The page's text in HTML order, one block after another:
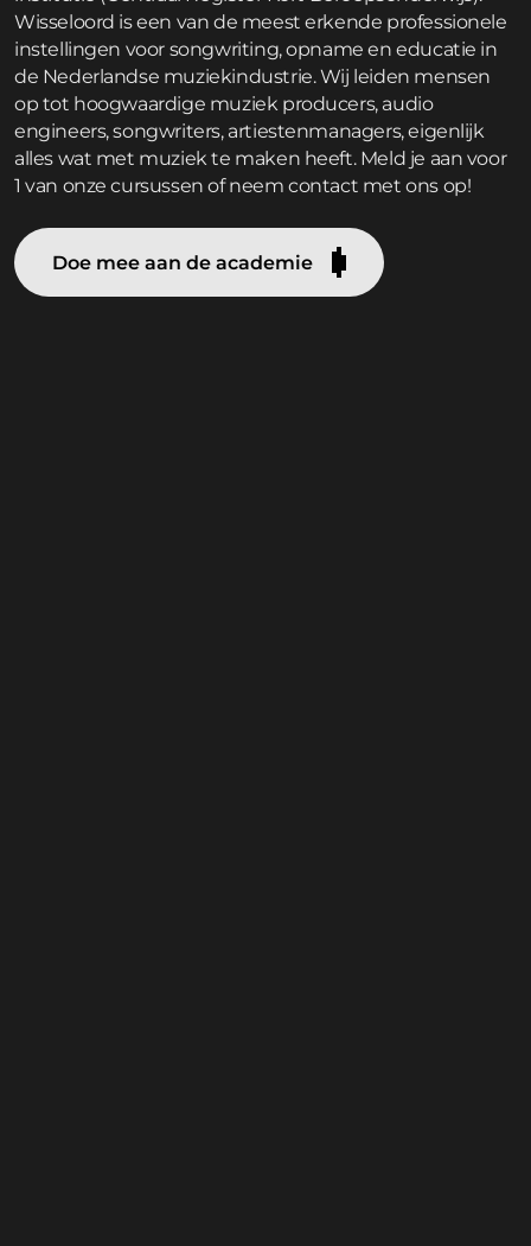
Wisseloord is een van de meest erkende professionele
instellingen voor songwriting, opname en educatie in
de Nederlandse muziekindustrie. Wij leiden mensen
op tot hoogwaardige muziek producers, audio
engineers, songwriters, artiestenmanagers, eigenlijk
alles wat met muziek te maken heeft. Meld je aan voor
1 van onze cursussen of neem contact met ons op!
Doe mee aan de academie